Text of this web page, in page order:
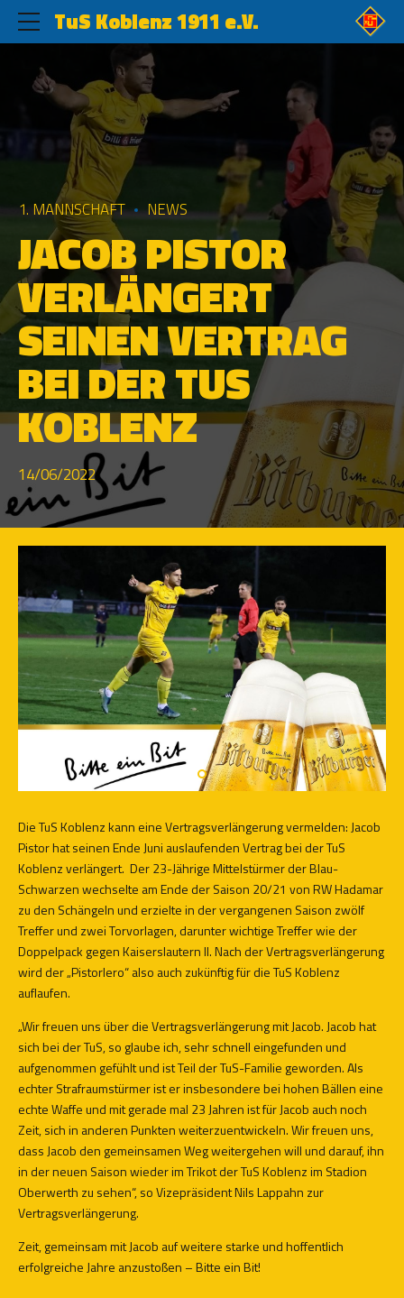
TuS Koblenz 1911 e.V.
1. MANNSCHAFT NEWS
JACOB PISTOR
VERLÄNGERT
SEINEN VERTRAG
BEI DER TUS
KOBLENZ
14/06/2022
Die TuS Koblenz kann eine Vertragsverlängerung vermelden: Jacob
Pistor hat seinen Ende Juni auslaufenden Vertrag bei der TuS
Koblenz verlängert. Der 23-Jährige Mittelstürmer der Blau-
Schwarzen wechselte am Ende der Saison 20/21 von RW Hadamar
zu den Schängeln und erzielte in der vergangenen Saison zwölf
Treffer und zwei Torvorlagen, darunter wichtige Treffer wie der
Doppelpack gegen Kaiserslautern II. Nach der Vertragsverlängerung
wird der „Pistorlero“ also auch zukünftig für die TuS Koblenz
auflaufen.
„Wir freuen uns über die Vertragsverlängerung mit Jacob. Jacob hat
sich bei der TuS, so glaube ich, sehr schnell eingefunden und
aufgenommen gefühlt und ist Teil der TuS-Familie geworden. Als
echter Strafraumstürmer ist er insbesondere bei hohen Bällen eine
echte Waffe und mit gerade mal 23 Jahren ist für Jacob auch noch
Zeit, sich in anderen Punkten weiterzuentwickeln. Wir freuen uns,
dass Jacob den gemeinsamen Weg weitergehen will und darauf, ihn
in der neuen Saison wieder im Trikot der TuS Koblenz im Stadion
Oberwerth zu sehen“, so Vizepräsident Nils Lappahn zur
Vertragsverlängerung.
Zeit, gemeinsam mit Jacob auf weitere starke und hoffentlich
erfolgreiche Jahre anzustoßen – Bitte ein Bit!